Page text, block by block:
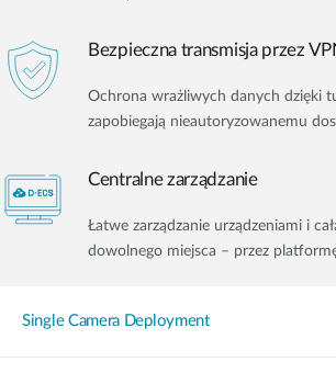
Bezpieczna transmisja przez
Ochrona wrażliwych danych dzięki
zapobiegają nieautoryzowanemu
Centralne zarządzanie
Łatwe zarządzanie urządzeniami i
dowolnego miejsca – przez
Single Camera Deployment